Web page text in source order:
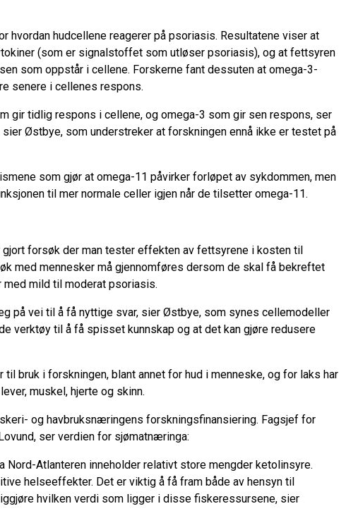
hvordan hudcellene reagerer på psoriasis. Resultatene viser at
(som er signalstoffet som utløser psoriasis), og at fettsyren
som oppstår i cellene. Forskerne fant dessuten at omega-3-
senere i cellenes respons.
gir tidlig respons i cellene, og omega-3 som gir sen respons, ser
Østbye, som understreker at forskningen ennå ikke er testet på
som gjør at omega-11 påvirker forløpet av sykdommen, men
til mer normale celler igjen når de tilsetter omega-11.
forsøk der man tester effekten av fettsyrene i kosten til
med mennesker må gjennomføres dersom de skal få bekreftet
mild til moderat psoriasis.
på vei til å få nyttige svar, sier Østbye, som synes cellemodeller
verktøy til å få spisset kunnskap og at det kan gjøre redusere
til bruk i forskningen, blant annet for hud i menneske, og for laks har
muskel, hjerte og skinn.
og havbruksnæringens forskningsfinansiering. Fagsjef for
ser verdien for sjømatnæringa:
Nord-Atlanteren inneholder relativt store mengder ketolinsyre.
helseeffekter. Det er viktig å få fram både av hensyn til
hvilken verdi som ligger i disse fiskeressursene, sier